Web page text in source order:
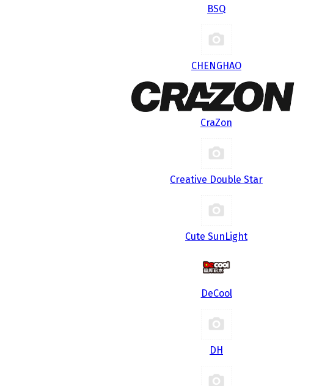
BSQ
CHENGHAO
CraZon
Creative Double Star
Cute SunLight
DeCool
DH